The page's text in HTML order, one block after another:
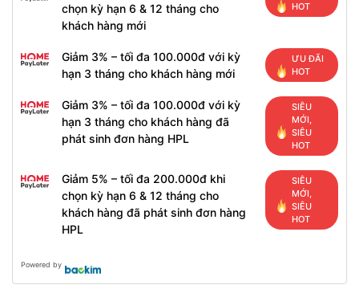
chọn kỳ hạn 6 & 12 tháng cho
khách hàng mới
HOT
Giảm 3% – tối đa 100.000đ với kỳ
hạn 3 tháng cho khách hàng mới
ƯU ĐÃI
HOT
Giảm 3% – tối đa 100.000đ với kỳ
hạn 3 tháng cho khách hàng đã
phát sinh đơn hàng HPL
SIÊU
MỚI,
SIÊU
HOT
Giảm 5% – tối đa 200.000đ khi
chọn kỳ hạn 6 & 12 tháng cho
khách hàng đã phát sinh đơn hàng
HPL
SIÊU
MỚI,
SIÊU
HOT
Powered by